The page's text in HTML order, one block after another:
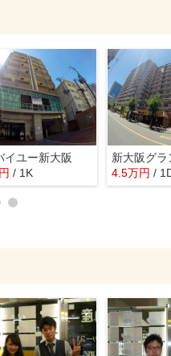
イユー新大阪
/ 1K 4.5万円 /